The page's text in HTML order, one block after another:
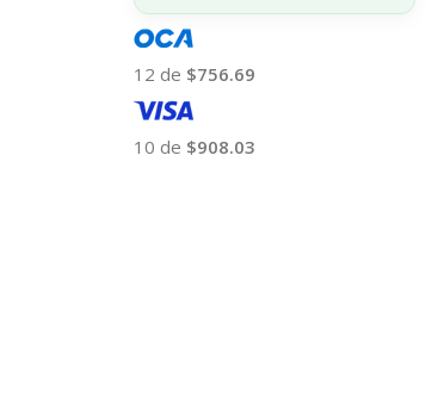
12 de $756.69
10 de $908.03